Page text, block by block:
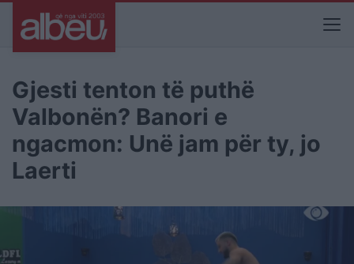
Gjesti tenton të puthë
Valbonën? Banori e
ngacmon: Unë jam për ty, jo
Laerti